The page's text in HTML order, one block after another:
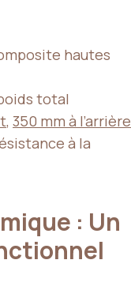
hautes
total
, 350 mm à l’arrière
à la
: Un